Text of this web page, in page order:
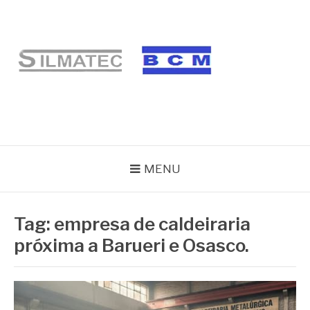
conteúdo
MENU
Tag: empresa de caldeiraria
próxima a Barueri e Osasco.